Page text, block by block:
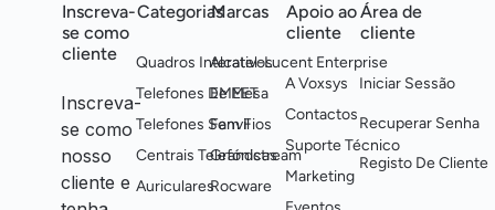
Inscreva-
se como
cliente
Inscreva-
se como
nosso
cliente e
Categorias
Quadros Interativos
Telefones De Mesa
Telefones Sem Fios
Centrais Telefónicas
Auriculares
Marcas
Alcatel-Lucent Enterprise
EMEET
Fanvil
Grandstream
Rocware
Apoio ao
cliente
A Voxsys
Contactos
Suporte Técnico
Marketing
Área de
cliente
Iniciar Sessão
Recuperar Senha
Registo De Cliente